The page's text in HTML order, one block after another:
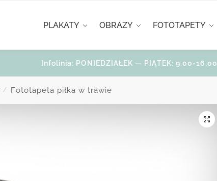
PLAKATY OBRAZY FOTOTAPETY
Infolinia: PONIEDZIAŁEK — PIĄTEK: 9.00-16.00
/ Fototapeta piłka w trawie